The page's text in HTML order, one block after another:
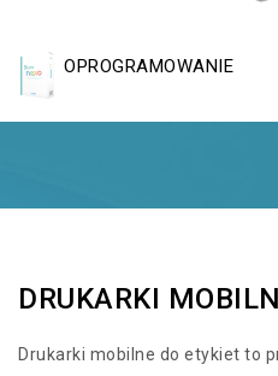
OPROGRAMOWANIE
DRUKARKI
Drukarki mobilne do etykiet to